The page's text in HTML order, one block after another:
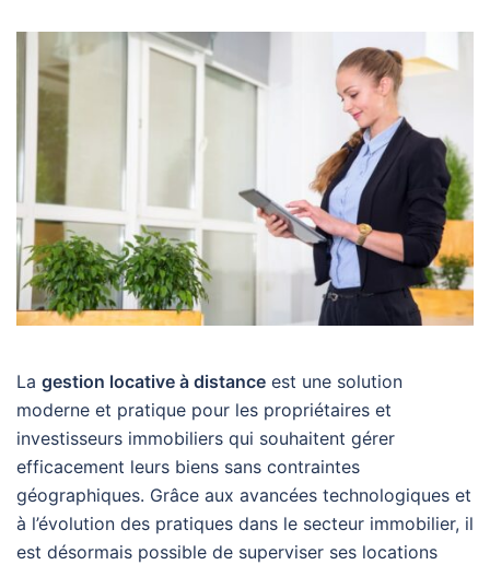
La gestion locative à distance est une solution
moderne et pratique pour les propriétaires et
investisseurs immobiliers qui souhaitent gérer
efficacement leurs biens sans contraintes
géographiques. Grâce aux avancées technologiques et
à l’évolution des pratiques dans le secteur immobilier, il
est désormais possible de superviser ses locations